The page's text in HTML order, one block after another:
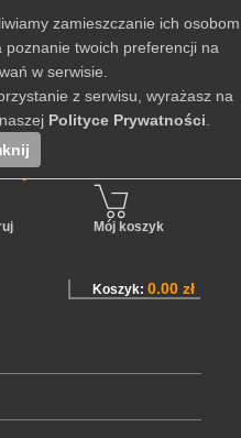
Mój koszyk
Koszyk:0.00 zł
zamieszczanie ich osobom
twoich preferencji na
w serwisie.
z serwisu, wyrażasz na
Polityce Prywatności